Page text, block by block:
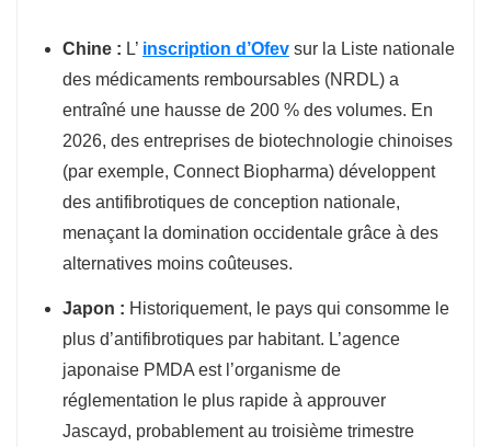
Chine : L’ inscription d’Ofev sur la Liste nationale
des médicaments remboursables (NRDL) a
entraîné une hausse de 200 % des volumes. En
2026, des entreprises de biotechnologie chinoises
(par exemple, Connect Biopharma) développent
des antifibrotiques de conception nationale,
menaçant la domination occidentale grâce à des
alternatives moins coûteuses.
Japon : Historiquement, le pays qui consomme le
plus d’antifibrotiques par habitant. L’agence
japonaise PMDA est l’organisme de
réglementation le plus rapide à approuver
Jascayd, probablement au troisième trimestre